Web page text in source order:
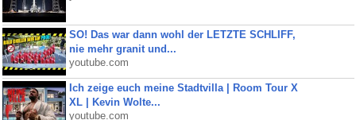
SO! Das war dann wohl der LETZTE SCHLIFF,
nie mehr granit und...
youtube.com
Ich zeige euch meine Stadtvilla | Room Tour X
XL | Kevin Wolte...
youtube.com